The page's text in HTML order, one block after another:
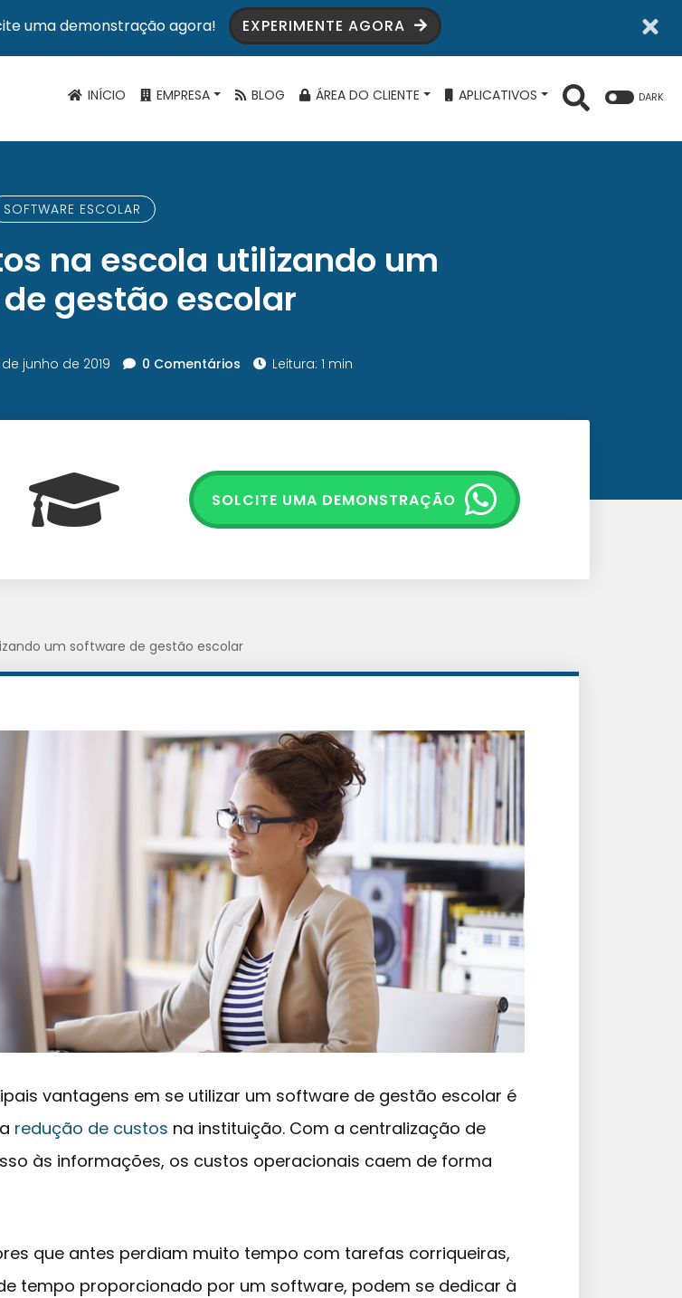
uma demonstração agora! EXPERIMENTE AGORA
INÍCIO EMPRESA BLOG ÁREA DO CLIENTE APLICATIVOS DARK
SOFTWARE ESCOLAR
na escola utilizando um
gestão escolar
de junho de 2019 0 Comentários Leitura: 1 min
SOLCITE UMA DEMONSTRAÇÃO
um software de gestão escolar
vantagens em se utilizar um software de gestão escolar é
redução de custos na instituição. Com a centralização de
às informações, os custos operacionais caem de forma
que antes perdiam muito tempo com tarefas corriqueiras,
tempo proporcionado por um software, podem se dedicar à